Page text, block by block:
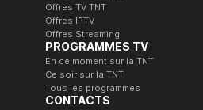
Offres TV TNT
Offres IPTV
Offres Streaming
PROGRAMMES TV
En ce moment sur la TNT
Ce soir sur la TNT
Tous les programmes
CONTACTS